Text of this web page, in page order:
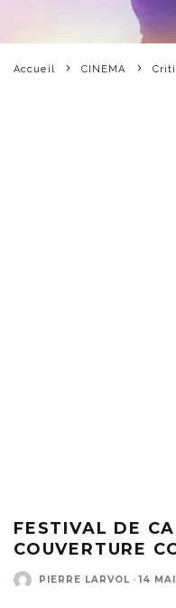
Accueil CINEMA
FESTIVAL DE
COUVERTURE
PIERRE LARVOL · 14